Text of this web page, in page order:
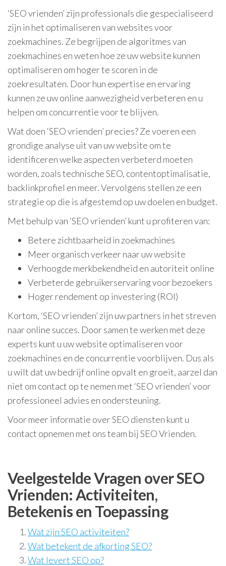
‘SEO vrienden’ zijn professionals die gespecialiseerd
zijn in het optimaliseren van websites voor
zoekmachines. Ze begrijpen de algoritmes van
zoekmachines en weten hoe ze uw website kunnen
optimaliseren om hoger te scoren in de
zoekresultaten. Door hun expertise en ervaring
kunnen ze uw online aanwezigheid verbeteren en u
helpen om concurrentie voor te blijven.
Wat doen ‘SEO vrienden’ precies? Ze voeren een
grondige analyse uit van uw website om te
identificeren welke aspecten verbeterd moeten
worden, zoals technische SEO, contentoptimalisatie,
backlinkprofiel en meer. Vervolgens stellen ze een
strategie op die is afgestemd op uw doelen en budget.
Met behulp van ‘SEO vrienden’ kunt u profiteren van:
Betere zichtbaarheid in zoekmachines
Meer organisch verkeer naar uw website
Verhoogde merkbekendheid en autoriteit online
Verbeterde gebruikerservaring voor bezoekers
Hoger rendement op investering (ROI)
Kortom, ‘SEO vrienden’ zijn uw partners in het streven
naar online succes. Door samen te werken met deze
experts kunt u uw website optimaliseren voor
zoekmachines en de concurrentie voorblijven. Dus als
u wilt dat uw bedrijf online opvalt en groeit, aarzel dan
niet om contact op te nemen met ‘SEO vrienden’ voor
professioneel advies en ondersteuning.
Voor meer informatie over SEO diensten kunt u
contact opnemen met ons team bij SEO Vrienden.
Veelgestelde Vragen over SEO
Vrienden: Activiteiten,
Betekenis en Toepassing
Wat zijn SEO activiteiten?
Wat betekent de afkorting SEO?
Wat levert SEO op?